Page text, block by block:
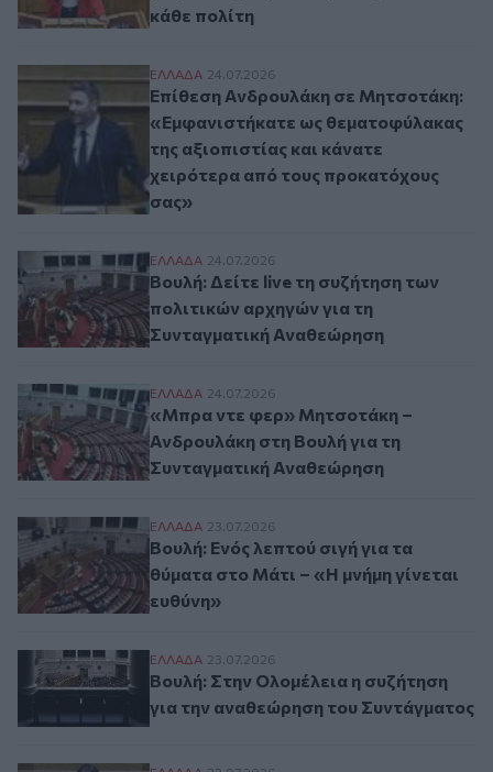
κάθε πολίτη
Επίθεση Ανδρουλάκη σε Μητσοτάκη:
ΕΛΛAΔΑ 24.07.2026
Επίθεση Ανδρουλάκη σε Μητσοτάκη:
«Εμφανιστήκατε ως θεματοφύλακας
της αξιοπιστίας και κάνατε
χειρότερα από τους προκατόχους
σας»
Βουλή: Δείτε live τη συζήτηση των
ΕΛΛAΔΑ 24.07.2026
Βουλή: Δείτε live τη συζήτηση των
πολιτικών αρχηγών για τη
Συνταγματική Αναθεώρηση
«Μπρα ντε φερ» Μητσοτάκη –
ΕΛΛAΔΑ 24.07.2026
«Μπρα ντε φερ» Μητσοτάκη –
Ανδρουλάκη στη Βουλή για τη
Συνταγματική Αναθεώρηση
Βουλή: Ενός λεπτού σιγή για τα θύματα
ΕΛΛAΔΑ 23.07.2026
Βουλή: Ενός λεπτού σιγή για τα
θύματα στο Μάτι – «Η μνήμη γίνεται
ευθύνη»
Βουλή: Στην Ολομέλεια η συζήτηση για
ΕΛΛAΔΑ 23.07.2026
Βουλή: Στην Ολομέλεια η συζήτηση
για την αναθεώρηση του Συντάγματος